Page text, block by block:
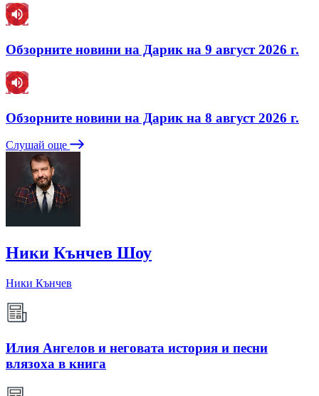
Обзорните новини на Дарик на 9 август 2026 г.
Обзорните новини на Дарик на 8 август 2026 г.
Слушай още
Ники Кънчев Шоу
Ники Кънчев
Илия Ангелов и неговата история и песни
влязоха в книга